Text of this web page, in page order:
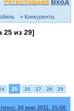
» Конкуренты
25 из 29]
25 26 27 28 29
24 мар 2011, 15:58